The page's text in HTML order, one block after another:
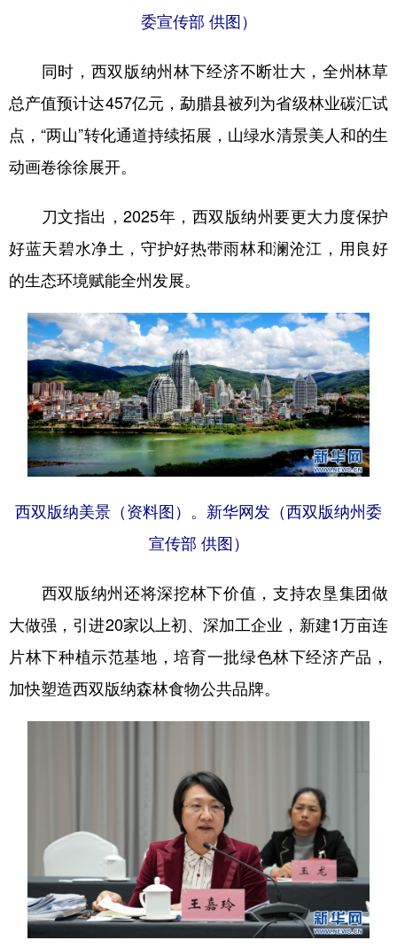
委宣传部 供图）
同时，西双版纳州林下经济不断壮大，全州林草
总产值预计达457亿元，勐腊县被列为省级林业碳汇试
点，“两山”转化通道持续拓展，山绿水清景美人和的生
动画卷徐徐展开。
刀文指出，2025年，西双版纳州要更大力度保护
好蓝天碧水净土，守护好热带雨林和澜沧江，用良好
的生态环境赋能全州发展。
西双版纳美景（资料图）。新华网发（西双版纳州委
宣传部 供图）
西双版纳州还将深挖林下价值，支持农垦集团做
大做强，引进20家以上初、深加工企业，新建1万亩连
片林下种植示范基地，培育一批绿色林下经济产品，
加快塑造西双版纳森林食物公共品牌。